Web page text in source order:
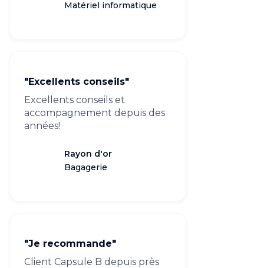
Matériel informatique
"Excellents conseils"
Excellents conseils et
accompagnement depuis des
années!
Rayon d'or
Bagagerie
"Je recommande"
Client Capsule B depuis près